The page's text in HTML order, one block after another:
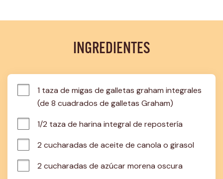
INGREDIENTES
1 taza de migas de galletas graham integrales
(de 8 cuadrados de galletas Graham)
1/2 taza de harina integral de repostería
2 cucharadas de aceite de canola o girasol
2 cucharadas de azúcar morena oscura